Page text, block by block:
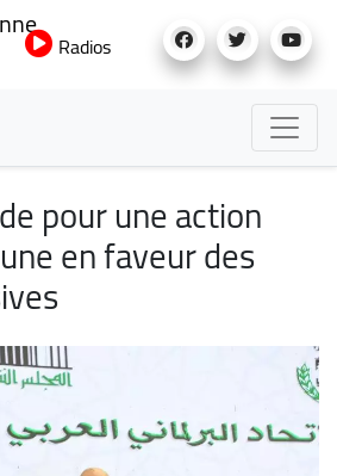
au
Radios
pour une action
en faveur des